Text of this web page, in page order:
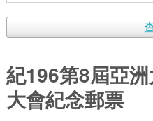
紀196第8屆亞
大會紀念郵票